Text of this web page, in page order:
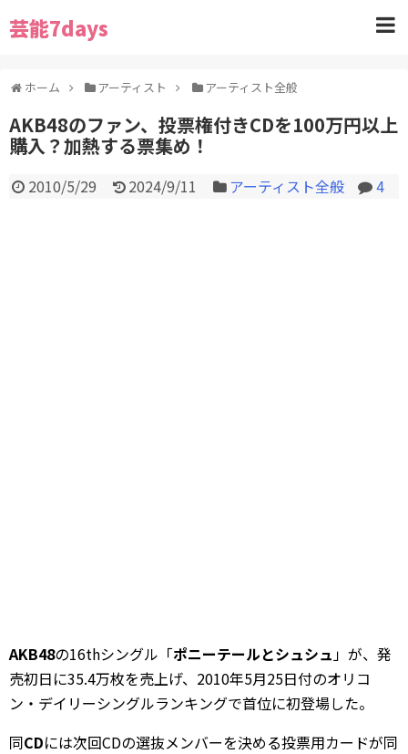
芸能7days
ホーム アーティスト アーティスト全般
AKB48のファン、投票権付きCDを100万円以上
購入？加熱する票集め！
2010/5/29 2024/9/11 アーティスト全般 4
AKB48の16thシングル「ポニーテールとシュシュ」が、発
売初日に35.4万枚を売上げ、2010年5月25日付のオリコ
ン・デイリーシングルランキングで首位に初登場した。
同CDには次回CDの選抜メンバーを決める投票用カードが同